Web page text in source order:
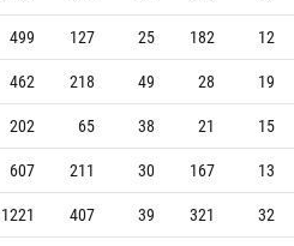
499 127 25 182
12
462 218 49 28
19
202 65 38 21
15
607 211 30 167
13
1221 407 39 321
32